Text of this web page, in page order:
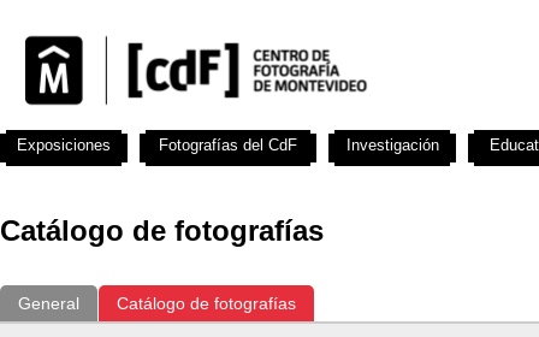
Catálogo de fotografías
General Catálogo de fotografías
Exposiciones Fotografías del CdF Investigación